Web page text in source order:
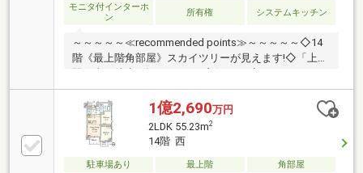
ートいたします。約60分・無料相談。
モニタ付インターホ
ン
所有権 システムキッチン
～～～～～≪recommended points≫～～～～～◇14
階《最上階角部屋》スカイツリーが見えます!◇「上野
徒歩3分/コンビニも徒歩4分です!◇38.84㎡・風通しの
いい開放的な1LDKのお部屋!◇2020年築の美しい外
観・オートロック完備です!～～～～～～～～～～～～
～～～～～～～～～～◆頭金0円から購入可!長期低金
利50年ローン!◆提携銀行多数、住宅ローンご相談下さ
い!◆車でまとめてご案内!自宅まで送迎も可!◆年中無
1億2,690万円
2LDK 55.23m2
14階 西
駐車場あり 最上階
角部屋